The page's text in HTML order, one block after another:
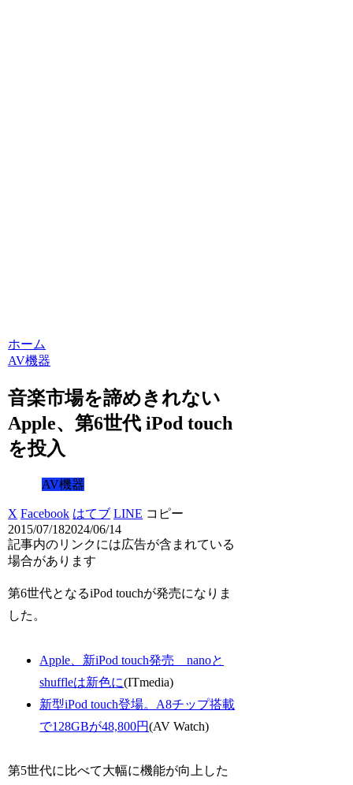
ホーム
AV機器
音楽市場を諦めきれない
Apple、第6世代 iPod touch
を投入
AV機器
X Facebook はてブ LINE コピー
2015/07/182024/06/14
記事内のリンクには広告が含まれている
場合があります
第6世代となるiPod touchが発売になりま
した。
Apple、新iPod touch発売 nanoと
shuffleは新色に(ITmedia)
新型iPod touch登場。A8チップ搭載
で128GBが48,800円(AV Watch)
第5世代に比べて大幅に機能が向上した